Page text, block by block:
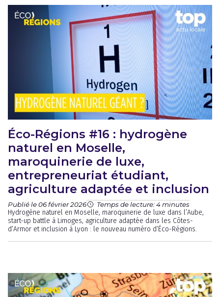
Éco-Régions #16 : hydrogène
naturel en Moselle,
maroquinerie de luxe,
entrepreneuriat étudiant,
agriculture adaptée et inclusion
Publié le 06 février 2026 Temps de lecture: 4 minutes
Hydrogène naturel en Moselle, maroquinerie de luxe dans l’Aube,
start-up battle à Limoges, agriculture adaptée dans les Côtes-
d’Armor et inclusion à Lyon : le nouveau numéro d’Éco-Régions.